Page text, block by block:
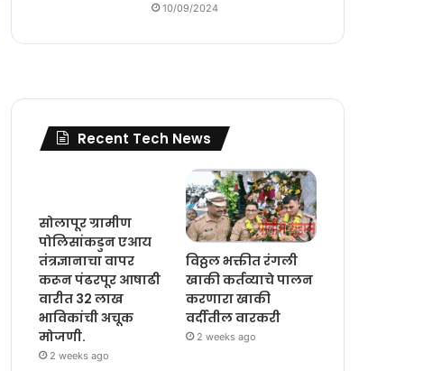
10/09/2024
Recent Tech News
सोलापूर ग्रामीण
पोलिसांकडुन एआय
तंत्रज्ञानाचा वापर
करून पंढरपूर आषाढी
वारीत 32 लाख
भाविकांची अचूक
मोजणी.
2 weeks ago
विठ्ठल भक्तीत रंगली
खाकी कर्तव्याचे पालन
करणारा खाकी
वर्दीतील वारकरी
2 weeks ago